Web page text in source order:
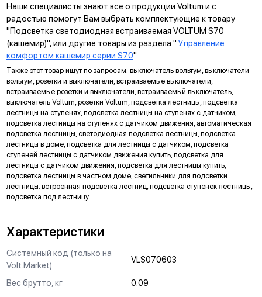
УНИВЕРСАЛЬНЫЙ МОНТАЖ
Суппорт поддерживает установку механизма в
многопостовые рамки как по горизонтали, так и по вертикали.
ДИАГОНАЛЬНЫЕ ОТВЕРСТИЯ СУППОРТА
Предназначены для удобного крепления механизмов в
нестандартных условиях, не требующих применения
подрозетников.
МАРКИРОВКА
Метка для точного определения длины зачистки изоляции
проводов, упрощающая и ускоряющая процесс монтажа.
АНКЕРНОЕ КРЕПЛЕНИЕ
Надежно фиксирует механизм в подрозетнике, не мешая
монтажу и не выпадая из свободного положения.
Механизм выполнен с учетом защиты проводов от
повреждений при установке, обеспечивая безопасную
эксплуатацию и исключая вероятность замыкания на детали
КРЕПЛЕНИЕ "ШИП-ПАЗ"
Наши специалисты знают все о продукции Voltum и с
радостью помогут Вам выбрать комплектующие к товару
"Подсветка светодиодная встраиваемая VOLTUM S70
(кашемир)", или другие товары из раздела " Управление
комфортом кашемир серии S70".
Также этот товар ищут по запросам: выключатель вольтум, выключатели
вольтум, розетки и выключатели, встраиваемые выключатели,
встраиваемые розетки и выключатели, встраиваемый выключатель,
выключатель Voltum, розетки Voltum, подсветка лестницы, подсветка
лестницы на ступенях, подсветка лестницы на ступенях с датчиком,
подсветка лестницы на ступенях с датчиком движения, автоматическая
подсветка лестницы, светодиодная подсветка лестницы, подсветка
лестницы в доме, подсветка для лестницы с датчиком, подсветка
ступеней лестницы с датчиком движения купить, подсветка для
лестницы с датчиком движения, подсветка для лестницы купить,
подсветка лестницы в частном доме, светильники для подсветки
лестницы. встроенная подсветка лестниц, подсветка ступенек лестницы,
подсветка под лестницу
Характеристики
Системный код (только на
Volt.Market)
VLS070603
Вес брутто, кг
0.09